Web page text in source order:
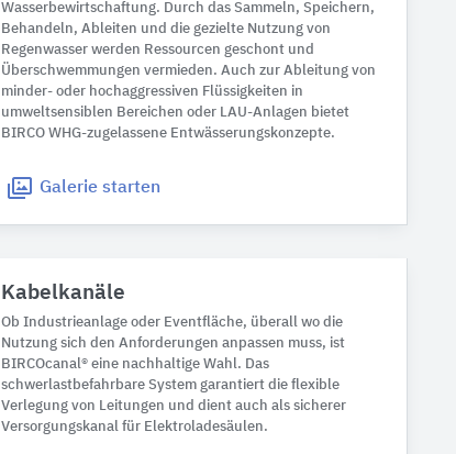
Wasserbewirtschaftung. Durch das Sammeln, Speichern,
Behandeln, Ableiten und die gezielte Nutzung von
Regenwasser werden Ressourcen geschont und
Überschwemmungen vermieden. Auch zur Ableitung von
minder- oder hochaggressiven Flüssigkeiten in
umweltsensiblen Bereichen oder LAU-Anlagen bietet
BIRCO WHG-zugelassene Entwässerungskonzepte.
Galerie starten
Kabelkanäle
Ob Industrieanlage oder Eventfläche, überall wo die
Nutzung sich den Anforderungen anpassen muss, ist
BIRCOcanal® eine nachhaltige Wahl. Das
schwerlastbefahrbare System garantiert die flexible
Verlegung von Leitungen und dient auch als sicherer
Versorgungskanal für Elektroladesäulen.